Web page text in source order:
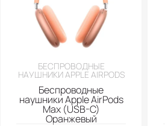
БЕСПРОВОДНЫЕ
НАУШНИКИ APPLE AIRPODS
Беспроводные
наушники Apple AirPods
Max (USB-C)
Оранжевый